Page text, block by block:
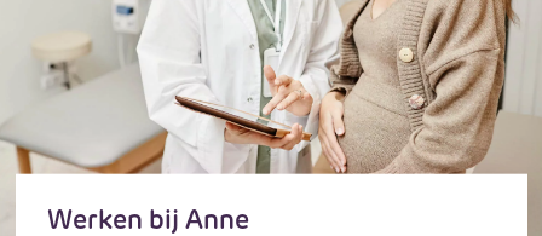
Werken bij Anne